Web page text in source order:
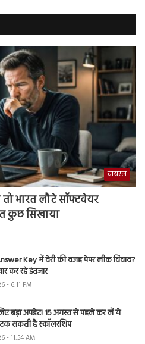
वायरल
भारत लौटे सॉफ्टवेयर
कुछ सिखाया
Key में देरी की वजह पेपर लीक विवाद?
कर रहे इंतजार
- 6:11 PM
बड़ा अपडेट! 15 अगस्त से पहले कर लें ये
सकती है स्कॉलरशिप
- 11:54 AM